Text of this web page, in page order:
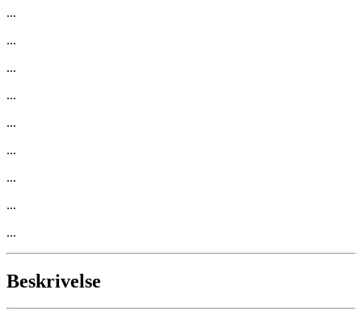
...
...
...
...
...
...
...
...
...
Beskrivelse